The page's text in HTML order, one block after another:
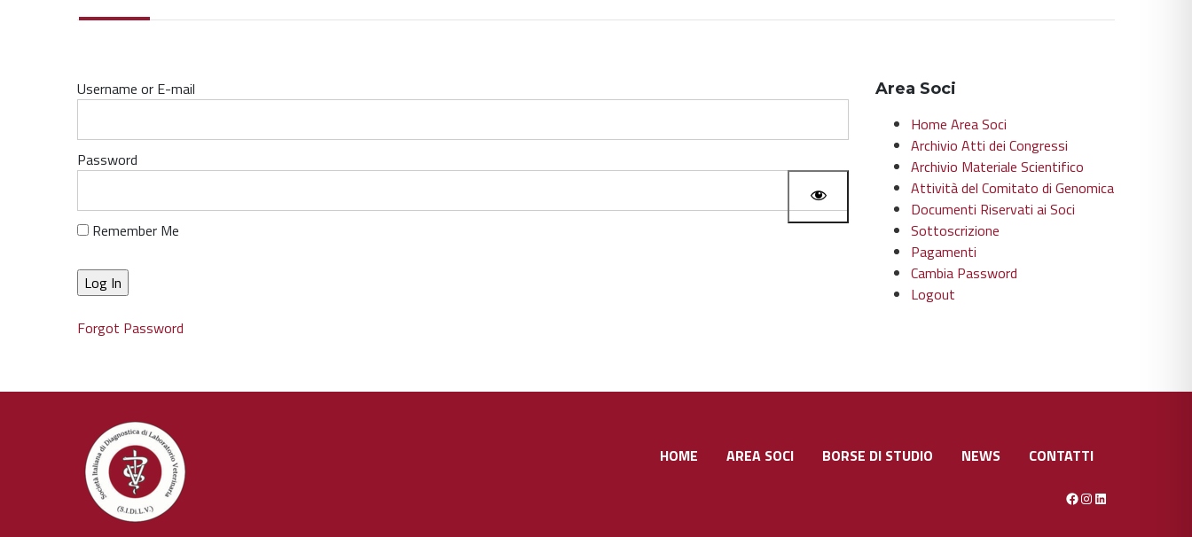
Username or E-mail
Password
Remember Me
Forgot Password
Area Soci
Home Area Soci
Archivio Atti dei Congressi
Archivio Materiale Scientifico
Attività del Comitato di Genomica
Documenti Riservati ai Soci
Sottoscrizione
Pagamenti
Cambia Password
Logout
HOME AREA SOCI BORSE DI STUDIO NEWS
CONTATTI
Facebook
Instagram
LinkedIn